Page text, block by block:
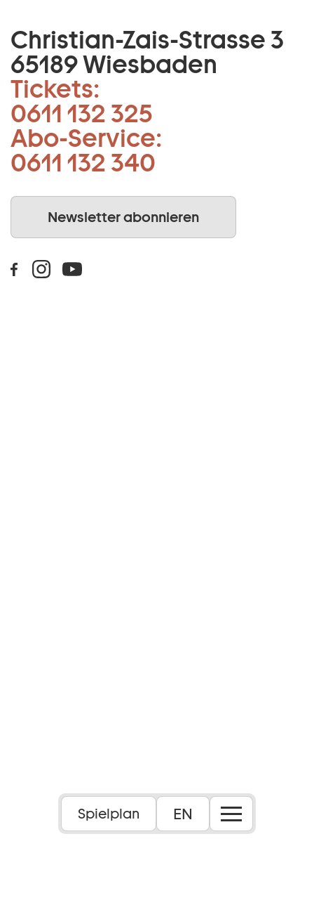
Spielplan EN
Christian-Zais-Strasse 3
65189 Wiesbaden
Tickets:
0611 132 325
Abo-Service:
0611 132 340
Newsletter abonnieren